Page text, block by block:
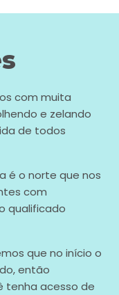
com muita
e zelando
de todos
é o norte que nos
com
qualificado
que no início o
então
tenha acesso de